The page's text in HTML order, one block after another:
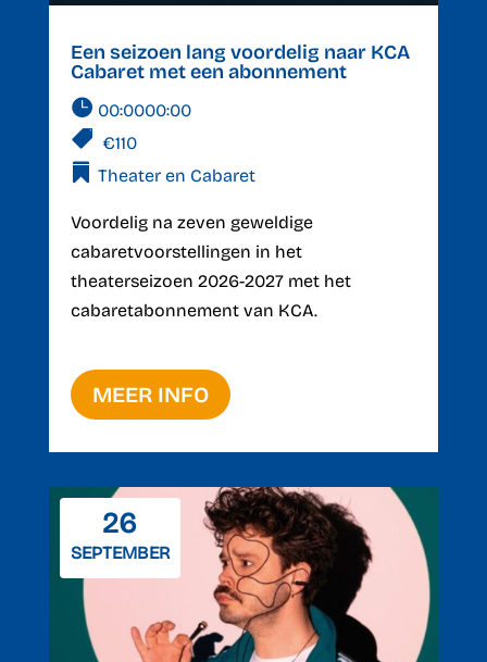
Een seizoen lang voordelig naar KCA
Cabaret met een abonnement
00:0000:00
€110
Theater en Cabaret
Voordelig na zeven geweldige
cabaretvoorstellingen in het
theaterseizoen 2026-2027 met het
cabaretabonnement van KCA.
MEER INFO
26
SEPTEMBER